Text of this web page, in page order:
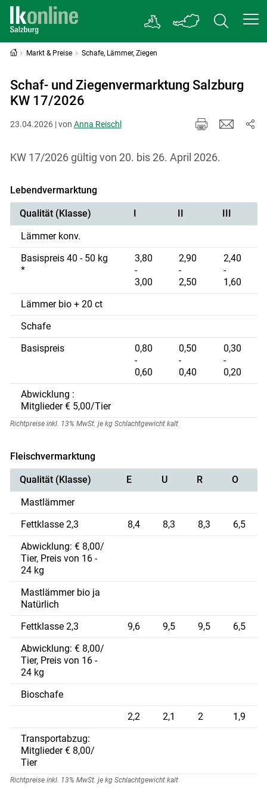
Skip to main content
Markt & Preise Schafe, Lämmer, Ziegen
Schaf- und Ziegenvermarktung Salzburg
KW 17/2026
23.04.2026 | von Anna Reischl
KW 17/2026 gültig von 20. bis 26. April 2026.
Lebendvermarktung
Qualität (Klasse) I II
III
Lämmer konv.
Basispreis 40 - 50 kg
*
3,80
-
3,00
2,90
-
2,50
2,40
-
1,60
Lämmer bio + 20 ct
Schafe
Basispreis
0,80
-
0,60
0,50
-
0,40
0,30
-
0,20
Abwicklung :
Mitglieder € 5,00/Tier
Richtpreise inkl. 13% MwSt. je kg Schlachtgewicht kalt
Fleischvermarktung
Qualität (Klasse) E U R
O
Mastlämmer
Fettklasse 2,3
8,4 8,3 8,3
6,5
Abwicklung: € 8,00/
Tier, Preis von 16 -
24 kg
Mastlämmer bio ja
Natürlich
Fettklasse 2,3
9,6 9,5 9,5
6,5
Abwicklung: € 8,00/
Tier, Preis von 16 -
24 kg
Bioschafe
2,2
2,1 2
1,9
Transportabzug:
Mitglieder € 8,00/
Tier
Richtpreise inkl. 13% MwSt. je kg Schlachtgewicht kalt